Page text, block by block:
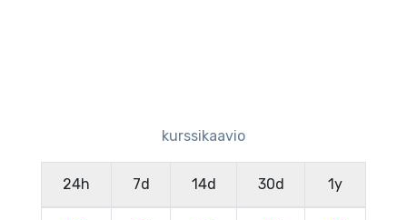
kurssikaavio
24h 7d 14d 30d 1y